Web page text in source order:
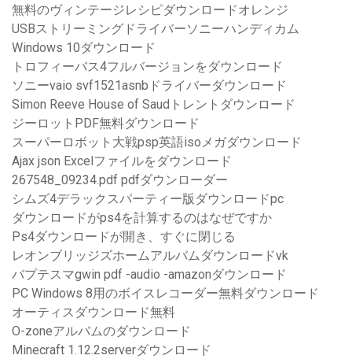
無料のヴィンテージレシピダウンロードオレンジ
USBストリーミングドライバーソニーハンディカム
Windows 10ダウンロード
トロフィーバス4フルバージョンをダウンロード
ソニーvaio svf1521asnbドライバーダウンロード
Simon Reeve House of Saudトレントダウンロード
ジーロットPDF無料ダウンロード
スーパーロボット大戦psp英語isoメガダウンロード
Ajax json Excelファイルをダウンロード
267548_09234.pdf pdfダウンローダー
シムズ4デラックスパーティー版ダウンロードpc
ダウンロードがps4を計算するのはなぜですか
Ps4ダウンロードが開き、すぐに閉じる
レオンブリッジズホームアルバムダウンロードvk
バプテスマgwin pdf -audio -amazonダウンロード
PC Windows 8用のボイスレコーダー無料ダウンロード
オーティスダウンロード無料
O-zoneアルバムのダウンロード
Minecraft 1.12.2serverダウンロード